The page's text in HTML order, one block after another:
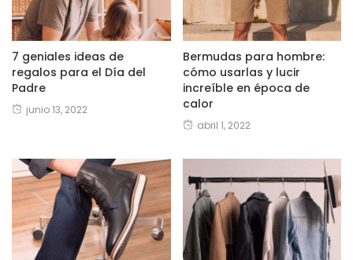
7 geniales ideas de
regalos para el Día del
Padre
junio 13, 2022
Bermudas para hombre:
cómo usarlas y lucir
increíble en época de
calor
abril 1, 2022